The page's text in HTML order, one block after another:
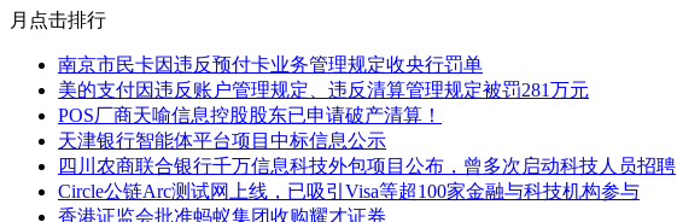
月点击排行
南京市民卡因违反预付卡业务管理规定收央行罚单
美的支付因违反账户管理规定、违反清算管理规定被罚281万元
POS厂商天喻信息控股股东已申请破产清算！
天津银行智能体平台项目中标信息公示
四川农商联合银行千万信息科技外包项目公布，曾多次启动科技人员招聘
Circle公链Arc测试网上线，已吸引Visa等超100家金融与科技机构参与
香港证监会批准蚂蚁集团收购耀才证券